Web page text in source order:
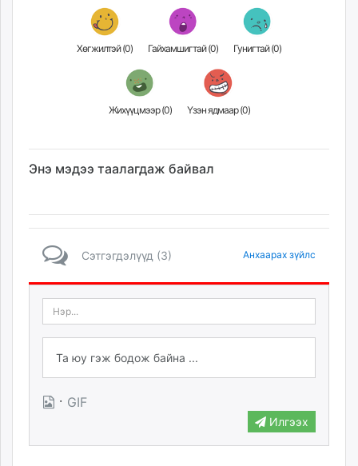
Хөгжилтэй (0) Гайхамшигтай (0) Гунигтай (0)
Жихүүцмээр (0) Үзэн ядмаар (0)
Энэ мэдээ таалагдаж байвал
Сэтгэгдэлүүд (3) Анхаарах зүйлс
· GIF
Илгээх